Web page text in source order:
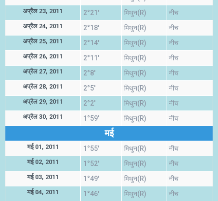
अप्रैल 23, 2011 2°21' मिथुन(R) नीच
अप्रैल 24, 2011 2°18' मिथुन(R) नीच
अप्रैल 25, 2011 2°14' मिथुन(R) नीच
अप्रैल 26, 2011 2°11' मिथुन(R) नीच
अप्रैल 27, 2011 2°8' मिथुन(R) नीच
अप्रैल 28, 2011 2°5' मिथुन(R) नीच
अप्रैल 29, 2011 2°2' मिथुन(R) नीच
अप्रैल 30, 2011 1°59' मिथुन(R) नीच
मई
मई 01, 2011 1°55' मिथुन(R) नीच
मई 02, 2011 1°52' मिथुन(R) नीच
मई 03, 2011 1°49' मिथुन(R) नीच
मई 04, 2011 1°46' मिथुन(R) नीच